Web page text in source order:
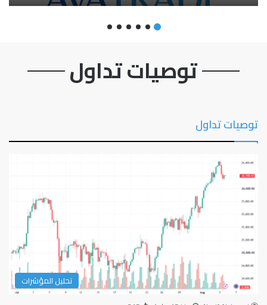
توصيات تداول
توصيات تداول
تحليل المؤشرات